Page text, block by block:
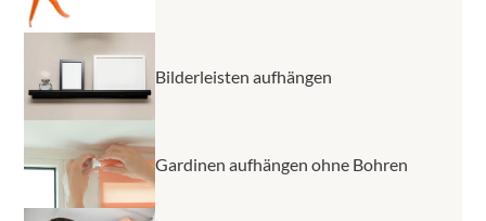
Bilderleisten aufhängen
Gardinen aufhängen ohne Bohren